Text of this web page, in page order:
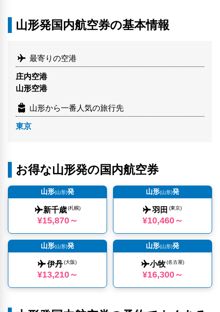
山形発国内航空券の基本情報
最寄りの空港
庄内空港
山形空港
山形から一番人気の旅行先
東京
お得な山形発の国内航空券
山形(山形)発
新千歳 (札幌)
¥15,870～
山形(山形)発
羽田 (東京)
¥10,460～
山形(山形)発
伊丹 (大阪)
¥13,210～
山形(山形)発
小牧 (名古屋)
¥16,300～